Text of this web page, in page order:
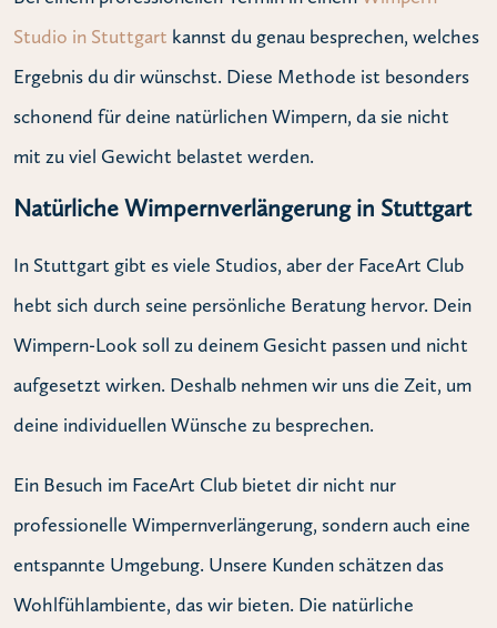
Studio in Stuttgart kannst du genau besprechen, welches
Ergebnis du dir wünschst. Diese Methode ist besonders
schonend für deine natürlichen Wimpern, da sie nicht
mit zu viel Gewicht belastet werden.
Natürliche Wimpernverlängerung in Stuttgart
In Stuttgart gibt es viele Studios, aber der FaceArt Club
hebt sich durch seine persönliche Beratung hervor. Dein
Wimpern-Look soll zu deinem Gesicht passen und nicht
aufgesetzt wirken. Deshalb nehmen wir uns die Zeit, um
deine individuellen Wünsche zu besprechen.
Ein Besuch im FaceArt Club bietet dir nicht nur
professionelle Wimpernverlängerung, sondern auch eine
entspannte Umgebung. Unsere Kunden schätzen das
Wohlfühlambiente, das wir bieten. Die natürliche